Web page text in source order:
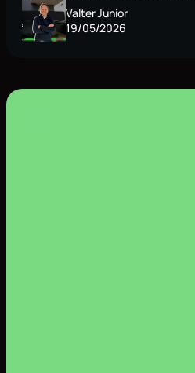
Valter Junior
19/05/2026